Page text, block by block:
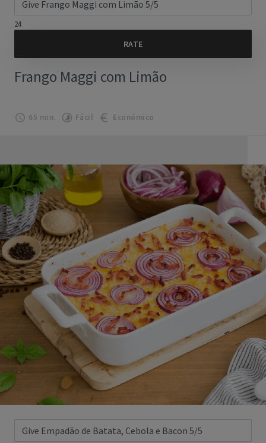
24
Frango Maggi com Limão
65 min. Fácil Económico